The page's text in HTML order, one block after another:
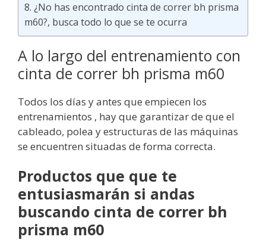
¿No has encontrado cinta de correr bh prisma
m60?, busca todo lo que se te ocurra
A lo largo del entrenamiento con
cinta de correr bh prisma m60
Todos los días y antes que empiecen los
entrenamientos , hay que garantizar de que el
cableado, polea y estructuras de las máquinas
se encuentren situadas de forma correcta.
Productos que que te
entusiasmarán si andas
buscando cinta de correr bh
prisma m60